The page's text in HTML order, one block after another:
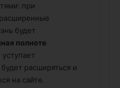
при
будет
полноте
расширяться и
на сайте.